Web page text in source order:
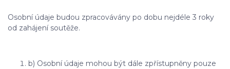
Osobní údaje budou zpracovávány po dobu nejdéle 3 roky
od zahájení soutěže.
b) Osobní údaje mohou být dále zpřístupněny pouze